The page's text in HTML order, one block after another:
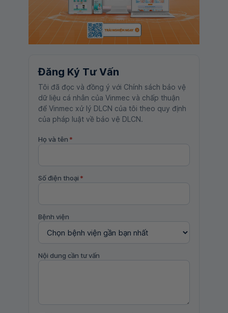
Đăng Ký Tư Vấn
Tôi đã đọc và đồng ý với Chính sách bảo vệ
dữ liệu cá nhân của Vinmec và chấp thuận
để Vinmec xử lý DLCN của tôi theo quy định
của pháp luật về bảo vệ DLCN.
Họ và tên *
Số điện thoại *
Bệnh viện
Nội dung cần tư vấn